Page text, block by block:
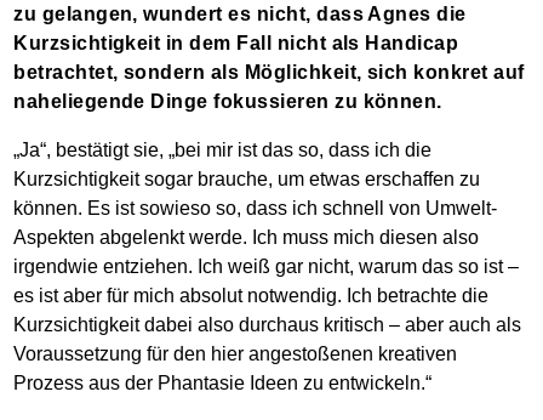
zu gelangen, wundert es nicht, dass Agnes die
Kurzsichtigkeit in dem Fall nicht als Handicap
betrachtet, sondern als Möglichkeit, sich konkret auf
naheliegende Dinge fokussieren zu können.
„Ja“, bestätigt sie, „bei mir ist das so, dass ich die
Kurzsichtigkeit sogar brauche, um etwas erschaffen zu
können. Es ist sowieso so, dass ich schnell von Umwelt-
Aspekten abgelenkt werde. Ich muss mich diesen also
irgendwie entziehen. Ich weiß gar nicht, warum das so ist –
es ist aber für mich absolut notwendig. Ich betrachte die
Kurzsichtigkeit dabei also durchaus kritisch – aber auch als
Voraussetzung für den hier angestoßenen kreativen
Prozess aus der Phantasie Ideen zu entwickeln.“